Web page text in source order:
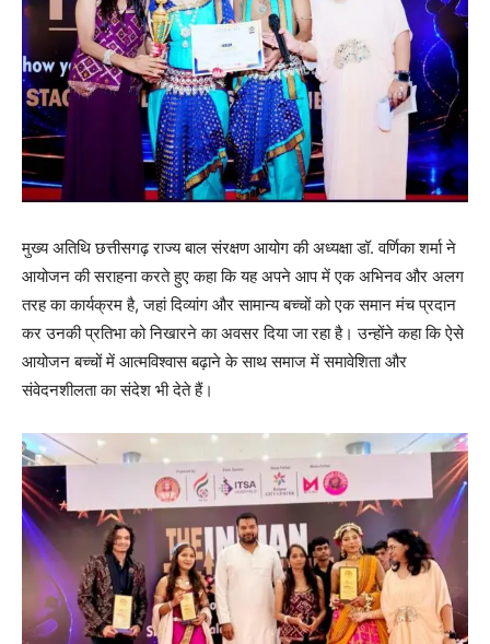
मुख्य अतिथि छत्तीसगढ़ राज्य बाल संरक्षण आयोग की अध्यक्षा डॉ. वर्णिका शर्मा ने
आयोजन की सराहना करते हुए कहा कि यह अपने आप में एक अभिनव और अलग
तरह का कार्यक्रम है, जहां दिव्यांग और सामान्य बच्चों को एक समान मंच प्रदान
कर उनकी प्रतिभा को निखारने का अवसर दिया जा रहा है। उन्होंने कहा कि ऐसे
आयोजन बच्चों में आत्मविश्वास बढ़ाने के साथ समाज में समावेशिता और
संवेदनशीलता का संदेश भी देते हैं।